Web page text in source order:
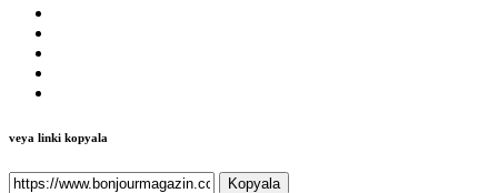
veya linki kopyala
Kopyala